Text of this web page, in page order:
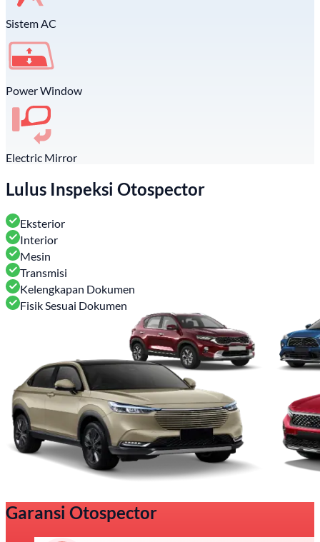
Sistem AC
Power Window
Electric Mirror
Lulus Inspeksi Otospector
Eksterior
Interior
Mesin
Transmisi
Kelengkapan Dokumen
Fisik Sesuai Dokumen
Garansi Otospector